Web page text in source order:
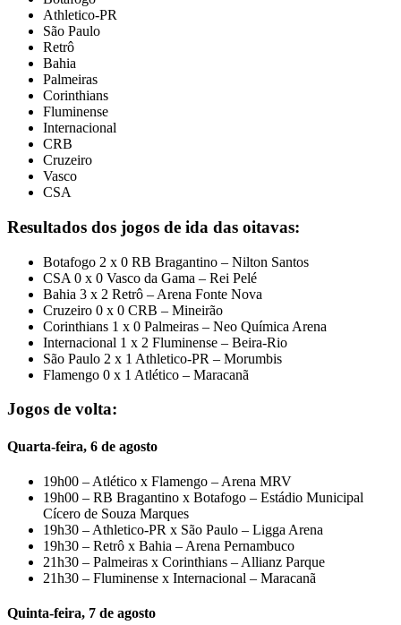
Athletico-PR
São Paulo
Retrô
Bahia
Palmeiras
Corinthians
Fluminense
Internacional
CRB
Cruzeiro
Vasco
CSA
Resultados dos jogos de ida das oitavas:
Botafogo 2 x 0 RB Bragantino – Nilton Santos
CSA 0 x 0 Vasco da Gama – Rei Pelé
Bahia 3 x 2 Retrô – Arena Fonte Nova
Cruzeiro 0 x 0 CRB – Mineirão
Corinthians 1 x 0 Palmeiras – Neo Química Arena
Internacional 1 x 2 Fluminense – Beira-Rio
São Paulo 2 x 1 Athletico-PR – Morumbis
Flamengo 0 x 1 Atlético – Maracanã
Jogos de volta:
Quarta-feira, 6 de agosto
19h00 – Atlético x Flamengo – Arena MRV
19h00 – RB Bragantino x Botafogo – Estádio Municipal
Cícero de Souza Marques
19h30 – Athletico-PR x São Paulo – Ligga Arena
19h30 – Retrô x Bahia – Arena Pernambuco
21h30 – Palmeiras x Corinthians – Allianz Parque
21h30 – Fluminense x Internacional – Maracanã
Quinta-feira, 7 de agosto